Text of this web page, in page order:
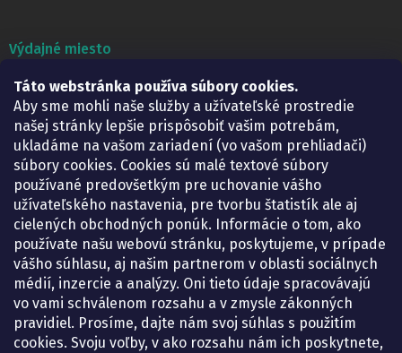
Táto webstránka používa súbory cookies.
Aby sme mohli naše služby a užívateľské prostredie
našej stránky lepšie prispôsobiť vašim potrebám,
ukladáme na vašom zariadení (vo vašom prehliadači)
súbory cookies. Cookies sú malé textové súbory
používané predovšetkým pre uchovanie vášho
užívateľského nastavenia, pre tvorbu štatistík ale aj
cielených obchodných ponúk. Informácie o tom, ako
používate našu webovú stránku, poskytujeme, v prípade
vášho súhlasu, aj našim partnerom v oblasti sociálnych
médií, inzercie a analýzy. Oni tieto údaje spracovávajú
vo vami schválenom rozsahu a v zmysle zákonných
pravidiel. Prosíme, dajte nám svoj súhlas s použitím
cookies. Svoju voľby, v ako rozsahu nám ich poskytnete,
Výdajné miesto
Lekáreň ADONAI
Košice – Smetanova 2
Pondelok:
07.30 – 15.30 h.
Utorok:
07.30 – 16.00 h.
Streda:
07.30 – 16.00 h.
Štvrtok:
07.30 – 15.30 h.
Piatok:
07.30 – 15.30 h.
KONTAKT
eshop@lekarenadonai.sk
+421 948 203 203
Nájdete nás na Facebooku.